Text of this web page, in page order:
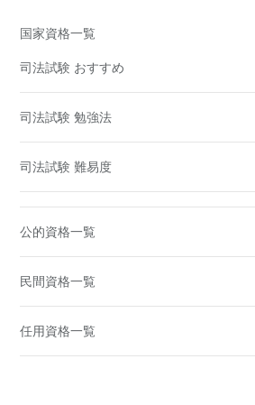
国家資格一覧
司法試験 おすすめ
司法試験 勉強法
司法試験 難易度
公的資格一覧
民間資格一覧
任用資格一覧